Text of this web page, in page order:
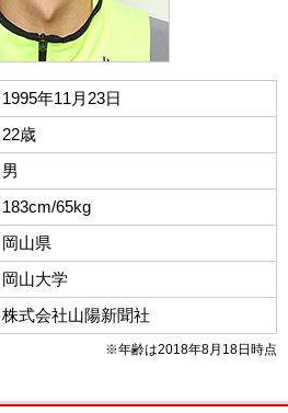
1995年11月23日
22歳
男
183cm/65kg
岡山県
岡山大学
株式会社山陽新聞社
※年齢は2018年8月18日時点